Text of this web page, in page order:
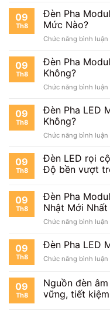
09
Th8
Đèn Pha
Mức Nào?
Chức năng bình luận
09
Th8
Đèn Pha
Không?
Chức năng bình luận
09
Th8
Đèn Pha LED
Không?
Chức năng bình luận
09
Th8
Đèn LED rọi
Độ bền vượt
09
Th8
Đèn Pha
Nhật Mới Nhất
Chức năng bình luận
09
Th8
Đèn Pha LED
Chức năng bình luận
09
Th8
Nguồn đèn
vững, tiết